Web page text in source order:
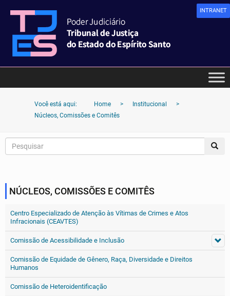
INTRANET
Você está aqui: Home > Institucional
>
Núcleos, Comissões e Comitês
NÚCLEOS, COMISSÕES E COMITÊS
Centro Especializado de Atenção às Vítimas de Crimes e Atos
Infracionais (CEAVTES)
Comissão de Acessibilidade e Inclusão
Comissão de Equidade de Gênero, Raça, Diversidade e Direitos
Humanos
Comissão de Heteroidentificação